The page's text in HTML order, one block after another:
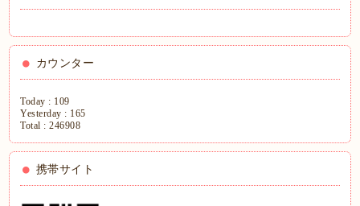
カウンター
Today : 109
Yesterday : 165
Total :246908
携帯サイト